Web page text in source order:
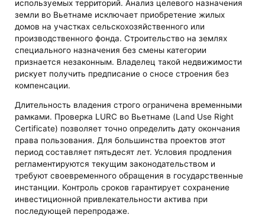
используемых территорий. Анализ целевого назначения
земли во Вьетнаме исключает приобретение жилых
домов на участках сельскохозяйственного или
производственного фонда. Строительство на землях
специального назначения без смены категории
признается незаконным. Владелец такой недвижимости
рискует получить предписание о сносе строения без
компенсации.
Длительность владения строго ограничена временными
рамками. Проверка LURC во Вьетнаме (Land Use Right
Certificate) позволяет точно определить дату окончания
права пользования. Для большинства проектов этот
период составляет пятьдесят лет. Условия продления
регламентируются текущим законодательством и
требуют своевременного обращения в государственные
инстанции. Контроль сроков гарантирует сохранение
инвестиционной привлекательности актива при
последующей перепродаже.